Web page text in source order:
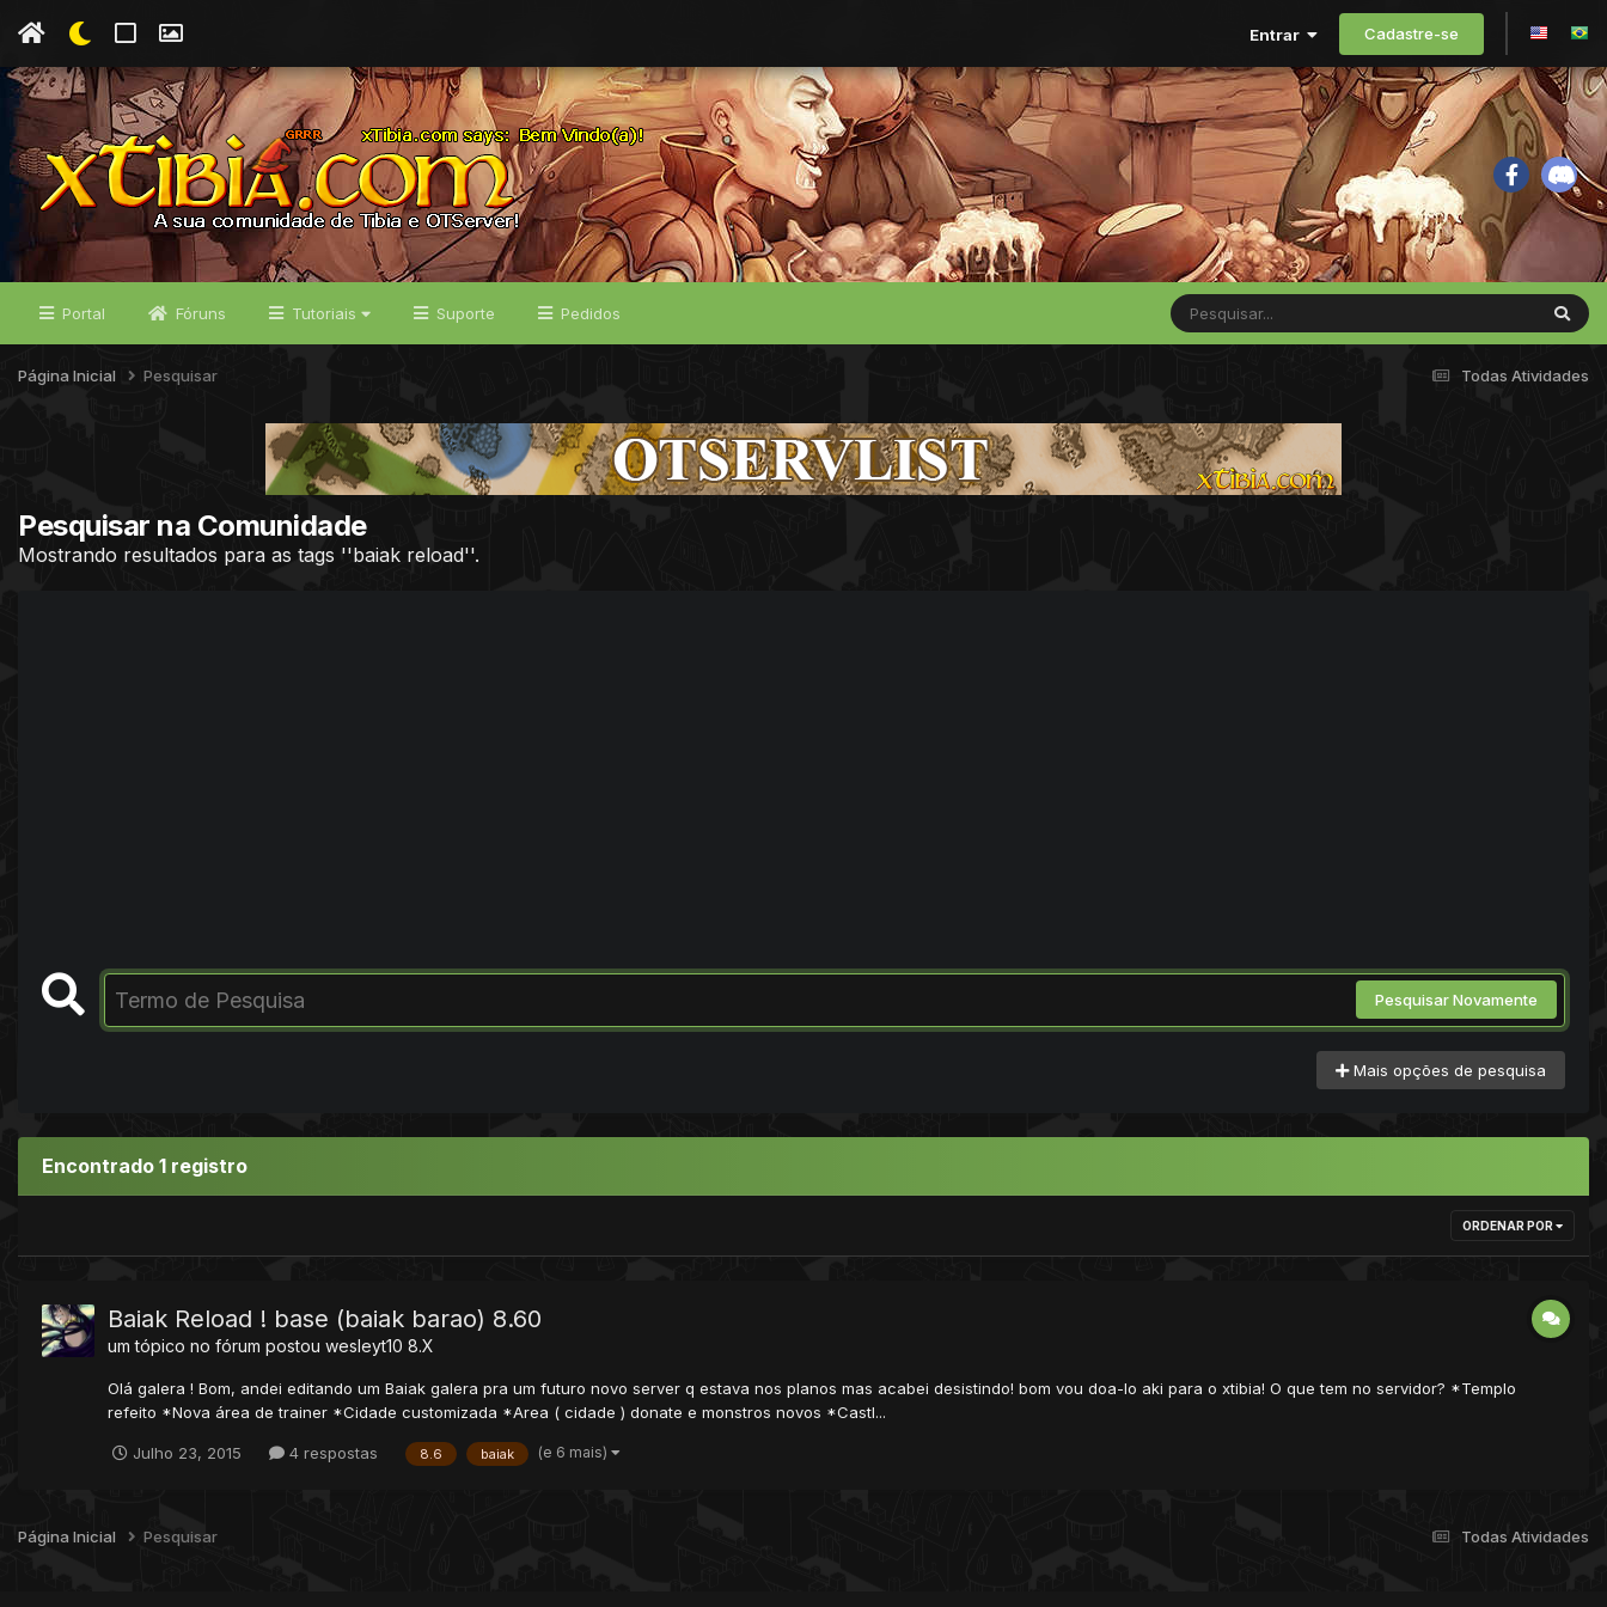
Entrar Cadastre-se
Portal Fóruns Tutoriais Suporte Pedidos
Todas Atividades
Página Inicial Pesquisar
Pesquisar na Comunidade
Mostrando resultados para as tags ''baiak reload''.
Pesquisar Novamente
Mais opções de pesquisa
Encontrado 1 registro
ORDENAR POR
Baiak Reload ! base (baiak barao) 8.60
um tópico no fórum postou wesleyt10 8.X
Olá galera ! Bom, andei editando um Baiak galera pra um futuro novo server q estava nos planos mas acabei desistindo! bom vou doa-lo aki para o xtibia! O que tem no servidor? *Templo
refeito *Nova área de trainer *Cidade customizada *Area ( cidade ) donate e monstros novos *Castl...
Julho 23, 2015 4 respostas 8.6 baiak (e 6 mais)
Todas Atividades
Página Inicial Pesquisar